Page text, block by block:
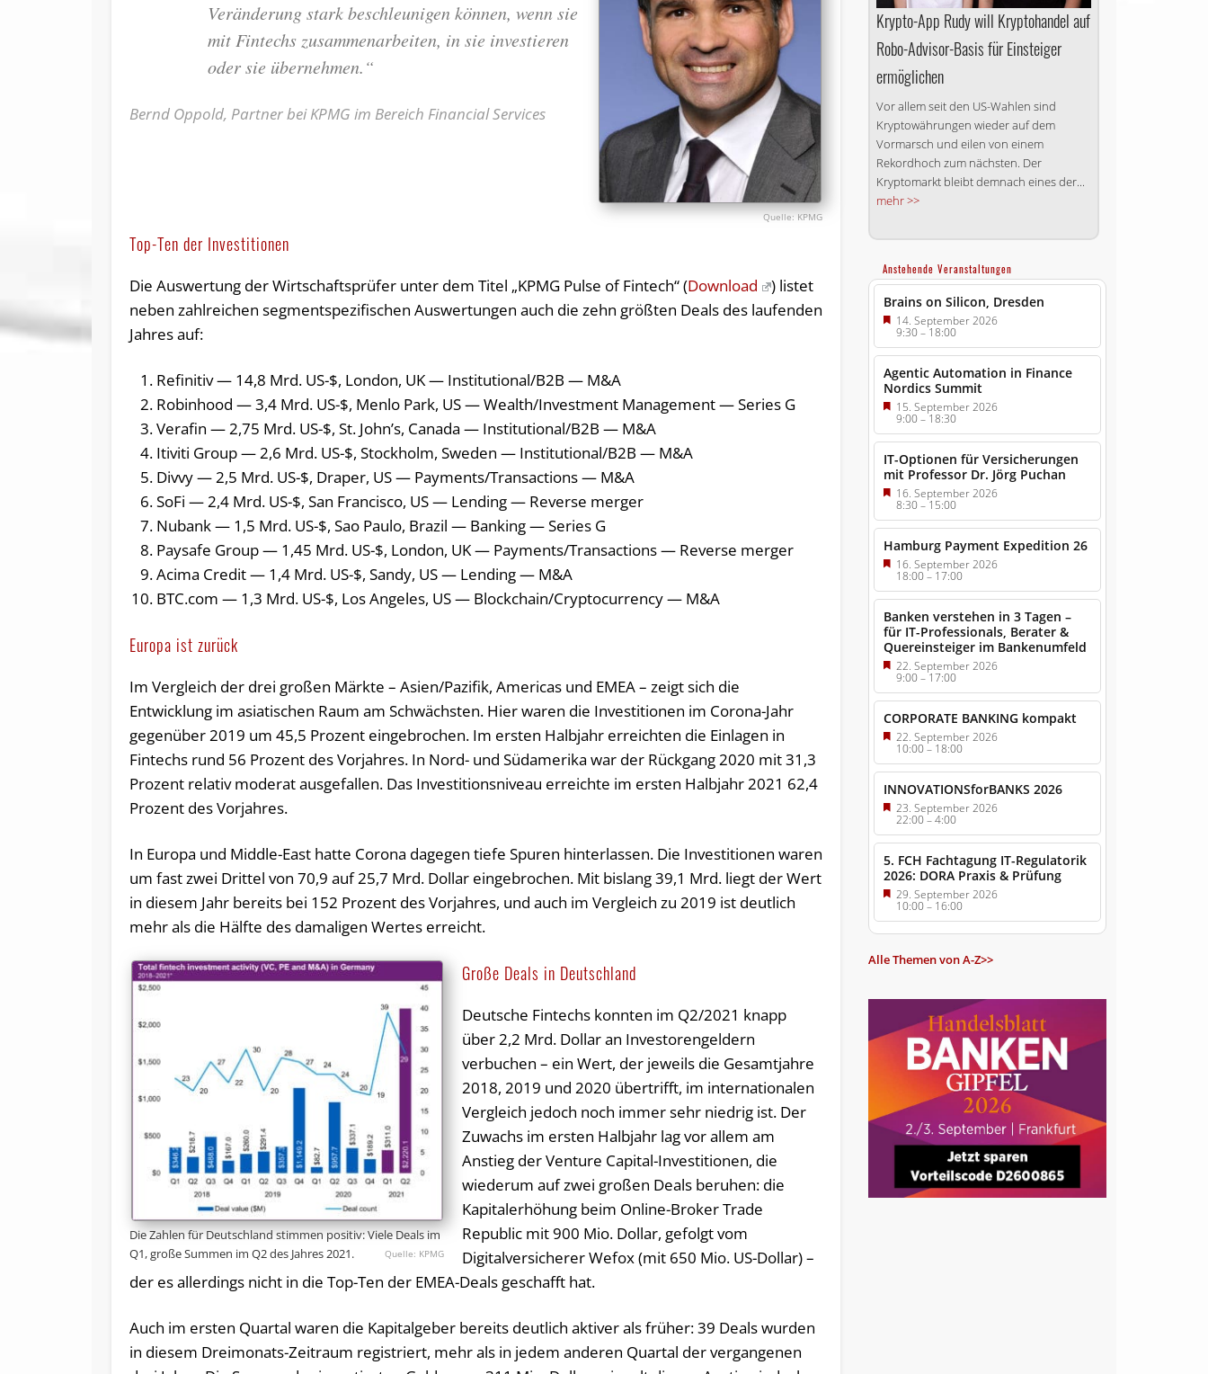
KPMG
Veränderung stark beschleunigen können, wenn sie
mit Fintechs zusammenarbeiten, in sie investieren
oder sie übernehmen.“
Bernd Oppold, Partner bei KPMG im Bereich Financial Services
Top-Ten der Investitionen
Die Auswertung der Wirtschaftsprüfer unter dem Titel „KPMG Pulse of Fintech“ (Download
) listet
neben zahlreichen segmentspezifischen Auswertungen auch die zehn größten Deals des laufenden
Jahres auf:
Refinitiv — 14,8 Mrd. US-$, London, UK — Institutional/B2B — M&A
Robinhood — 3,4 Mrd. US-$, Menlo Park, US — Wealth/Investment Management — Series G
Verafin — 2,75 Mrd. US-$, St. John’s, Canada — Institutional/B2B — M&A
Itiviti Group — 2,6 Mrd. US-$, Stockholm, Sweden — Institutional/B2B — M&A
Divvy — 2,5 Mrd. US-$, Draper, US — Payments/Transactions — M&A
SoFi — 2,4 Mrd. US-$, San Francisco, US — Lending — Reverse merger
Nubank — 1,5 Mrd. US-$, Sao Paulo, Brazil — Banking — Series G
Paysafe Group — 1,45 Mrd. US-$, London, UK — Payments/Transactions — Reverse merger
Acima Credit — 1,4 Mrd. US-$, Sandy, US — Lending — M&A
BTC.com — 1,3 Mrd. US-$, Los Angeles, US — Blockchain/Cryptocurrency — M&A
Europa ist zurück
Im Vergleich der drei großen Märkte – Asien/Pazifik, Americas und EMEA – zeigt sich die
Entwicklung im asiatischen Raum am Schwächsten. Hier waren die Investitionen im Corona-Jahr
gegenüber 2019 um 45,5 Prozent eingebrochen. Im ersten Halbjahr erreichten die Einlagen in
Fintechs rund 56 Prozent des Vorjahres. In Nord- und Südamerika war der Rückgang 2020 mit 31,3
Prozent relativ moderat ausgefallen. Das Investitionsniveau erreichte im ersten Halbjahr 2021 62,4
Prozent des Vorjahres.
In Europa und Middle-East hatte Corona dagegen tiefe Spuren hinterlassen. Die Investitionen waren
um fast zwei Drittel von 70,9 auf 25,7 Mrd. Dollar eingebrochen. Mit bislang 39,1 Mrd. liegt der Wert
in diesem Jahr bereits bei 152 Prozent des Vorjahres, und auch im Vergleich zu 2019 ist deutlich
mehr als die Hälfte des damaligen Wertes erreicht.
Die Zahlen für Deutschland stimmen positiv: Viele Deals im
Q1, große Summen im Q2 des Jahres 2021.
KPMG
Große Deals in Deutschland
Deutsche Fintechs konnten im Q2/2021 knapp
über 2,2 Mrd. Dollar an Investorengeldern
verbuchen – ein Wert, der jeweils die Gesamtjahre
2018, 2019 und 2020 übertrifft, im internationalen
Vergleich jedoch noch immer sehr niedrig ist. Der
Zuwachs im ersten Halbjahr lag vor allem am
Anstieg der Venture Capital-Investitionen, die
wiederum auf zwei großen Deals beruhen: die
Kapitalerhöhung beim Online-Broker Trade
Republic mit 900 Mio. Dollar, gefolgt vom
Digitalversicherer Wefox (mit 650 Mio. US-Dollar) –
der es allerdings nicht in die Top-Ten der EMEA-Deals geschafft hat.
Auch im ersten Quartal waren die Kapitalgeber bereits deutlich aktiver als früher: 39 Deals wurden
in diesem Dreimonats-Zeitraum registriert, mehr als in jedem anderen Quartal der vergangenen
Krypto-App Rudy will Kryptohandel auf
Robo-Advisor-Basis für Einsteiger
ermöglichen
Vor allem seit den US-Wahlen sind
Kryptowährungen wieder auf dem
Vormarsch und eilen von einem
Rekordhoch zum nächsten. Der
Kryptomarkt bleibt demnach eines der...
mehr >>
Anstehende Veranstaltungen
Brains on Silicon, Dresden
14. September 2026
9:30–18:00
Agentic Automation in Finance
Nordics Summit
15. September 2026
9:00–18:30
IT-Optionen für Versicherungen
mit Professor Dr. Jörg Puchan
16. September 2026
8:30–15:00
Hamburg Payment Expedition 26
16. September 2026
18:00– 17:00
Banken verstehen in 3 Tagen –
für IT-Professionals, Berater &
Quereinsteiger im Bankenumfeld
22. September 2026
9:00–17:00
CORPORATE BANKING kompakt
22. September 2026
10:00– 18:00
INNOVATIONSforBANKS 2026
23. September 2026
22:00–4:00
5. FCH Fachtagung IT-Regulatorik
2026: DORA Praxis & Prüfung
29. September 2026
10:00– 16:00
Alle Themen von A-Z>>